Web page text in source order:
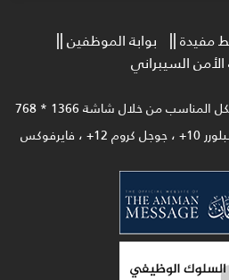
مفيدة
بوابة الموظفين
السيبراني
من خلال شاشة 1366 * 768
يدعم مايكروسوفت انترنت اكسبلورر 10+ ، جوجل كروم 12+ ، فايرفوكس